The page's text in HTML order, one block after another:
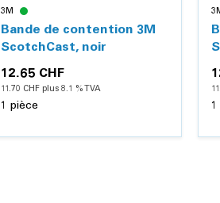
3M
Bande de contention 3M
ScotchCast, noir
12.65 CHF
11.70 CHF plus 8.1 % TVA
1 pièce 1